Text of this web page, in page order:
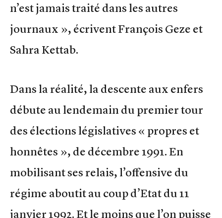
n’est jamais traité dans les autres
journaux », écrivent François Geze et
Sahra Kettab.
Dans la réalité, la descente aux enfers
débute au lendemain du premier tour
des élections législatives « propres et
honnêtes », de décembre 1991. En
mobilisant ses relais, l’offensive du
régime aboutit au coup d’Etat du 11
janvier 1992. Et le moins que l’on puisse